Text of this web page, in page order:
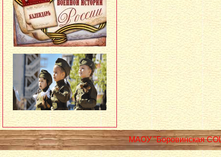
МАОУ "Боровинская